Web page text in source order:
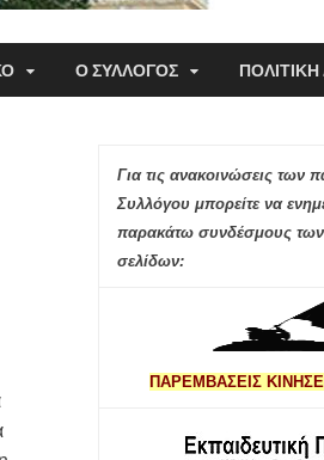
Σύλλογος
Ο ΣΥΛΛΟΓΟΣ
Για τις ανακοινώσεις των
Συλλόγου μπορείτε να
παρακάτω συνδέσμους των
σελίδων:
ΠΑΡΕΜΒΑΣΕΙΣ